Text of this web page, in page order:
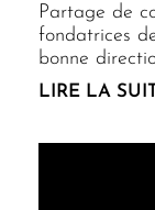
Partage de
fondatrices
bonne
LIRE LA